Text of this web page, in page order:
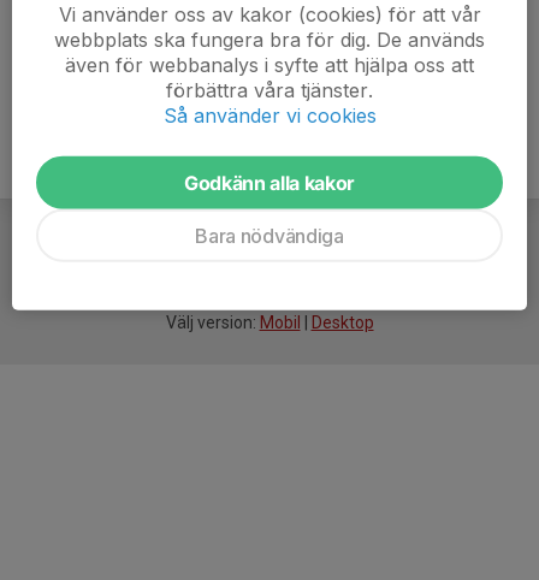
Välj version: Mobil Desktop
Vi använder oss av kakor (cookies) för att vår
webbplats ska fungera bra för dig. De används
även för webbanalys i syfte att hjälpa oss att
förbättra våra tjänster.
Så använder vi cookies
Godkänn alla kakor
Bara nödvändiga